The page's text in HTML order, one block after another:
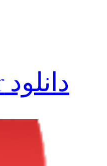
دانلود Opera Browser برای اندروید